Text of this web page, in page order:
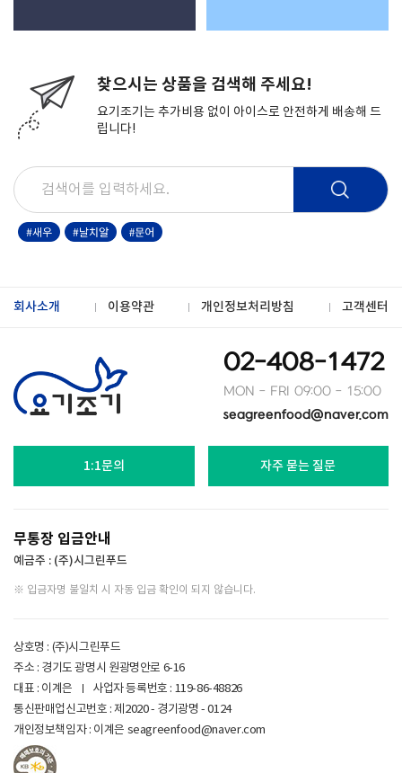
찾으시는 상품을 검색해 주세요!
요기조기는 추가비용 없이 아이스로 안전하게 배송해 드
립니다!
회사소개 이용약관 개인정보처리방침 고객센터
02-408-1472
MON - FRI 09:00 - 15:00
seagreenfood@naver.com
1:1문의 자주 묻는 질문
무통장 입금안내
예금주 : (주)시그린푸드
※ 입금자명 불일치 시 자동 입금 확인이 되지 않습니다.
상호명 : (주)시그린푸드
주소 : 경기도 광명시 원광명안로 6-16
대표 : 이계은
사업자 등록번호 : 119-86-48826
통신판매업신고번호 : 제2020 - 경기광명 - 0124
개인정보책임자 : 이계은 seagreenfood@naver.com